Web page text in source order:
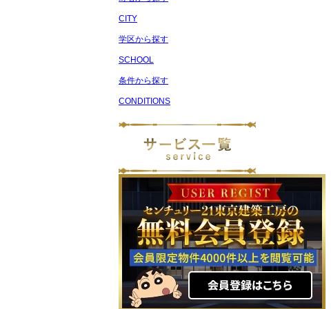
CITY
学区から探す
SCHOOL
条件から探す
CONDITIONS